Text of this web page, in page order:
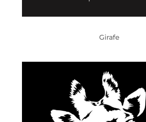
Girafe